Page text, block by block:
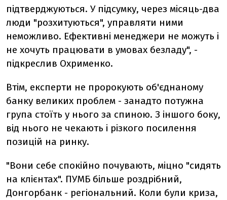
підтверджуються. У підсумку, через місяць-два
люди "розхитуються", управляти ними
неможливо. Ефективні менеджери не можуть і
не хочуть працювати в умовах безладу", -
підкреслив Охрименко.
Втім, експерти не пророкують об'єднаному
банку великих проблем - занадто потужна
група стоїть у нього за спиною. З іншого боку,
від нього не чекають і різкого посилення
позицій на ринку.
"Вони себе спокійно почувають, міцно "сидять
на клієнтах". ПУМБ більше роздрібний,
Донгорбанк - регіональний. Коли були криза,